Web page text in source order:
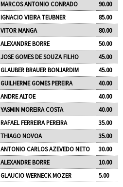
MARCOS ANTONIO CONRADO
90.00
IGNACIO VIEIRA TEUBNER
85.00
VITOR MANGA
80.00
ALEXANDRE BORRE
50.00
JOSE GOMES DE SOUZA FILHO
45.00
GLAUBER BRAUER BONJARDIM
45.00
GUILHERME GOMES PEREIRA
40.00
ANDRE ALTOE
40.00
YASMIN MOREIRA COSTA
40.00
RAFAEL FERREIRA PEREIRA
35.00
THIAGO NOVOA
35.00
ANTONIO CARLOS AZEVEDO NETO
30.00
ALEXANDRE BORRE
10.00
GLAUCIO WERNECK MOZER 5.00